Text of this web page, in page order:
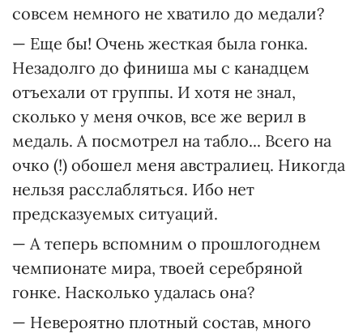
совсем немного не хватило до медали?
— Еще бы! Очень жесткая была гонка.
Незадолго до финиша мы с канадцем
отъехали от группы. И хотя не знал,
сколько у меня очков, все же верил в
медаль. А посмотрел на табло... Всего на
очко (!) обошел меня австралиец. Никогда
нельзя расслабляться. Ибо нет
предсказуемых ситуаций.
— А теперь вспомним о прошлогоднем
чемпионате мира, твоей серебряной
гонке. Насколько удалась она?
— Невероятно плотный состав, много